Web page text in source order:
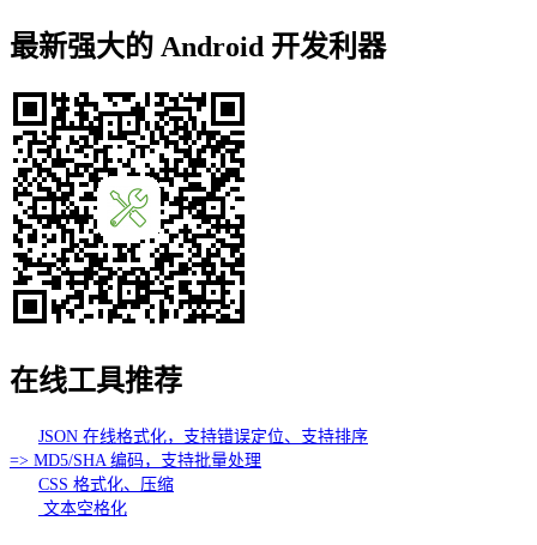
最新强大的 Android 开发利器
在线工具推荐
JSON 在线格式化，支持错误定位、支持排序
=> MD5/SHA 编码，支持批量处理
CSS 格式化、压缩
文本空格化